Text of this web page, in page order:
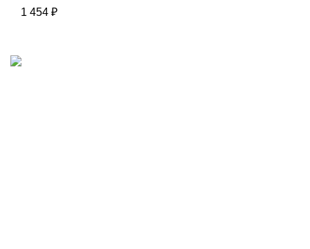
1 454 ₽